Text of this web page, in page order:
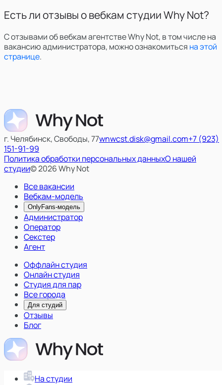
Есть ли отзывы о вебкам студии Why Not?
С отзывами об вебкам агентстве Why Not, в том числе на
вакансию администратора, можно ознакомиться на этой
странице.
г. Челябинск, Свободы, 77wnwcst.disk@gmail.com+7 (923)
151-91-99
Политика обработки персональных данныхО нашей
студии© 2026 Why Not
Все вакансии
Вебкам-модель
OnlyFans-модель
Администратор
Оператор
Секстер
Агент
Оффлайн студия
Онлайн студия
Студия для пар
Все города
Для студий
Отзывы
Блог
На студии